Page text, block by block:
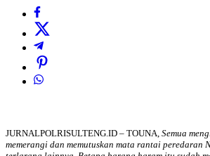
JURNALPOLRISULTENG.ID – TOUNA, Semua
memerangi dan memutuskan mata rantai